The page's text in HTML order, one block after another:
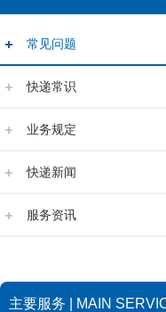
常见问题
快递常识
业务规定
快递新闻
服务资讯
主要服务 | MAIN